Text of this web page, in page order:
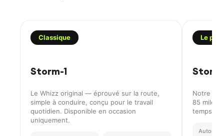
Classique
Storm-1
Le Whizz original — éprouvé sur la route,
simple à conduire, conçu pour le travail
quotidien. Disponible en occasion
uniquement.
Le
Notre
85 miles
temps,